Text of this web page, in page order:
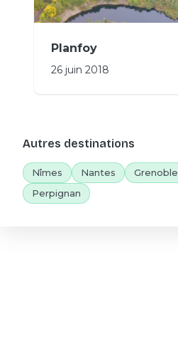
Planfoy
26 juin 2018
Autres destinations
Nîmes Nantes Grenoble
Perpignan